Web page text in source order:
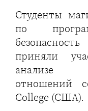
Студенты
по
приняли
анализе
отношений
College (США).